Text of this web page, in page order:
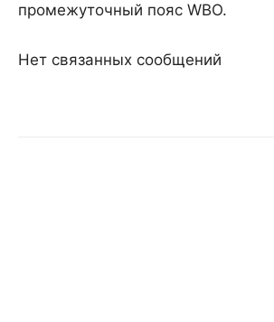
промежуточный пояс WBO.
Нет связанных сообщений